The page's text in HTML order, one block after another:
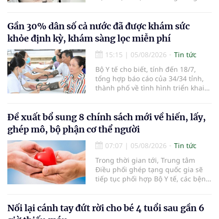
em bé đầu tiên chào đời.
Gần 30% dân số cả nước đã được khám sức
khỏe định kỳ, khám sàng lọc miễn phí
15:15 | 05/08/2026
Tin tức
Bộ Y tế cho biết, tính đến 18/7,
tổng hợp báo cáo của 34/34 tỉnh,
thành phố về tình hình triển khai
nhận 32.286.360 người, chiếm gần
30% dân số cả nước đã được khám
sức khỏe định kỳ năm nay.
Đề xuất bổ sung 8 chính sách mới về hiến, lấy,
ghép mô, bộ phận cơ thể người
07:07 | 05/08/2026
Tin tức
Trong thời gian tới, Trung tâm
Điều phối ghép tạng quốc gia sẽ
tiếp tục phối hợp Bộ Y tế, các bệnh
cường truyền thông, hoàn thiện
quy trình chuyên môn và hệ thống
Nối lại cánh tay đứt rời cho bé 4 tuổi sau gần 6